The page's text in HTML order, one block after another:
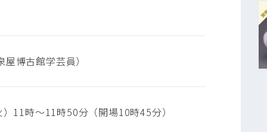
博古館学芸員）
11時～11時50分（開場10時45分）